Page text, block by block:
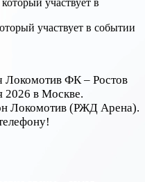
Локомотив ФК – Ростов
2026 в Москве.
Локомотив (РЖД Арена).